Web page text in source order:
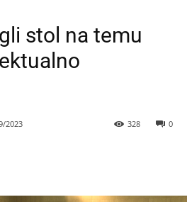
stol na temu
2023 0
328